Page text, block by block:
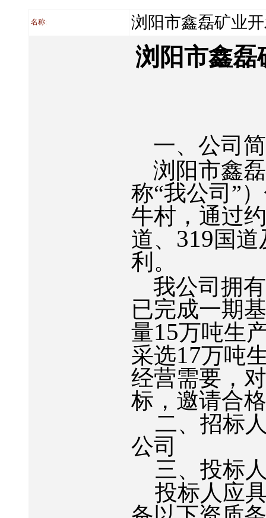
名称: 浏阳市鑫磊矿业
浏阳市鑫磊
一、公司
浏阳市鑫
称“我公司”
牛村，通过约
道、 319国
利。
我公司拥
已完成一期
量15万吨生
采选17万吨
经营需要，对
标，邀请合
二、招标
公司
三、投标
投标人应